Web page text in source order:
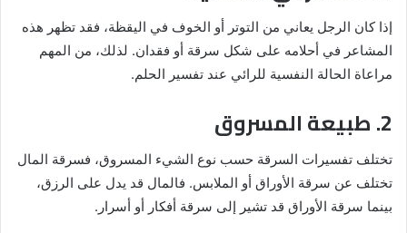
إذا كان الرجل يعاني من التوتر أو الخوف في اليقظة، فقد تظهر هذه
المشاعر في أحلامه على شكل سرقة أو فقدان. لذلك، من المهم
مراعاة الحالة النفسية للرائي عند تفسير الحلم.
2. طبيعة المسروق
تختلف تفسيرات السرقة حسب نوع الشيء المسروق، فسرقة المال
تختلف عن سرقة الأوراق أو الملابس. فالمال قد يدل على الرزق،
بينما سرقة الأوراق قد تشير إلى سرقة أفكار أو أسرار.